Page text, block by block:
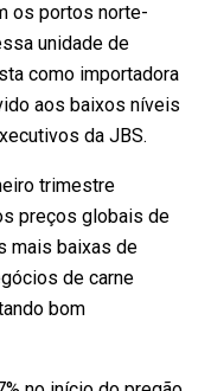
os portos norte-
unidade de
como importadora
aos baixos níveis
da JBS.
trimestre
preços globais de
mais baixas de
de carne
bom